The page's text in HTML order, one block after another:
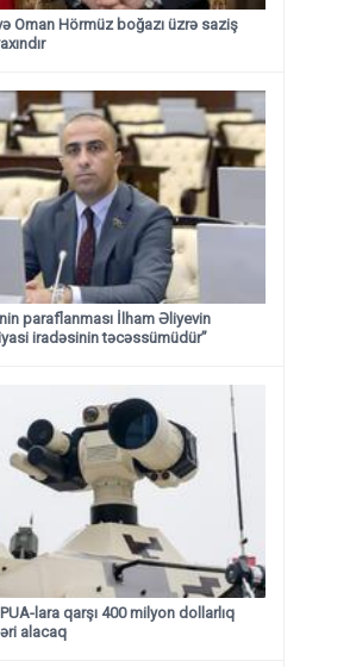
Oman Hörmüz boğazı üzrə saziş
paraflanması İlham Əliyevin
iradəsinin təcəssümüdür”
lara qarşı 400 milyon dollarlıq
alacaq